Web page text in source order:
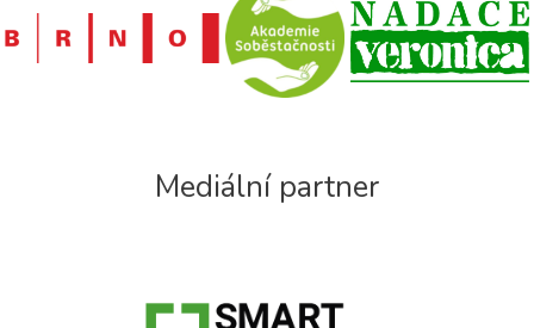
Mediální partner